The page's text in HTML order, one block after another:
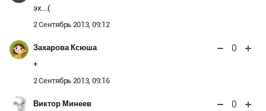
эх....(
2 Сентябрь 2013, 09:12
Захарова Ксюша 0
+
2 Сентябрь 2013, 09:16
Виктор Минеев 0